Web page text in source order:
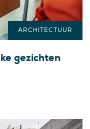
gezichten
ARCHITECTUUR